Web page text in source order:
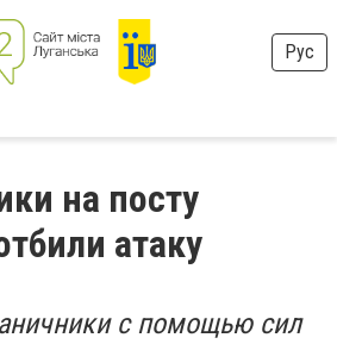
Рус
на посту
атаку
с помощью сил